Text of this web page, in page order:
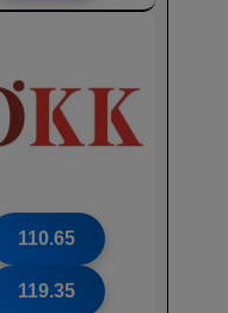
110.65
119.35